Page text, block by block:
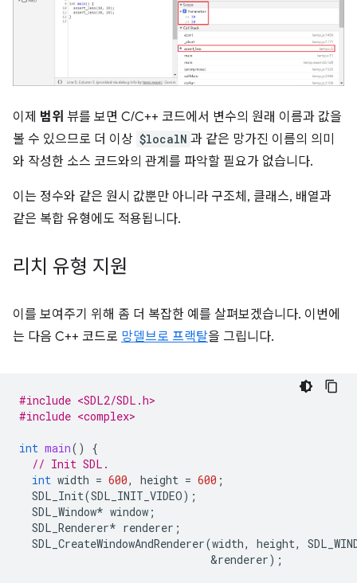
이제 범위 뷰를 보면 C/C++ 코드에서 변수의 원래 이름과 값을
볼 수 있으므로 더 이상 $localN 과 같은 망가진 이름의 의미
와 작성한 소스 코드와의 관계를 파악할 필요가 없습니다.
이는 정수와 같은 원시 값뿐만 아니라 구조체, 클래스, 배열과
같은 복합 유형에도 적용됩니다.
리치 유형 지원
이를 보여주기 위해 좀 더 복잡한 예를 살펴보겠습니다. 이번에
는 다음 C++ 코드로 망델브로 프랙탈을 그립니다.
#include <SDL2/SDL.h>
#include <complex>
int main()
{
// Init SDL.
int width = 600, height = 600 ;
SDL_Init(SDL_INIT_VIDEO);
SDL_Window* window ;
SDL_Renderer* renderer ;
SDL_CreateWindowAndRenderer(width, height,
&renderer);